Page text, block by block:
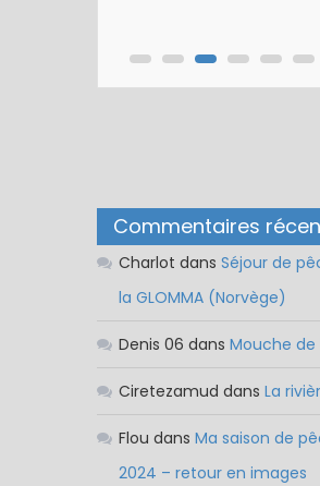
Commentaires
Charlot dans Séjour de
la GLOMMA (Norvège)
Denis 06 dans Mouche de
Ciretezamud dans La
Flou dans Ma saison de
2024 – retour en images